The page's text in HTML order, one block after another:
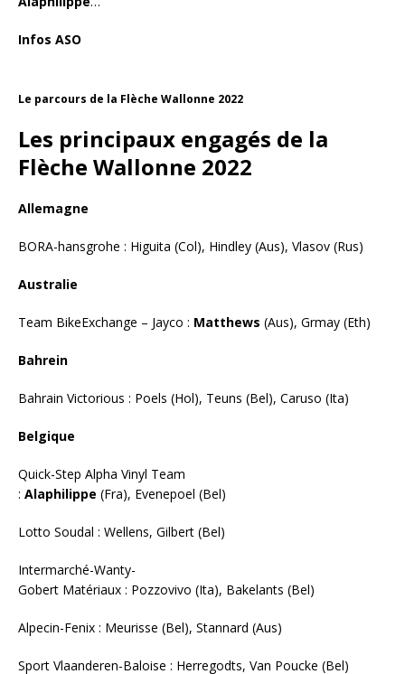
Infos ASO
Le parcours de la Flèche Wallonne 2022
Les principaux engagés de la
Flèche Wallonne 2022
Allemagne
BORA-hansgrohe : Higuita (Col), Hindley (Aus), Vlasov (Rus)
Australie
Team BikeExchange – Jayco : Matthews (Aus), Grmay (Eth)
Bahrein
Bahrain Victorious : Poels (Hol), Teuns (Bel), Caruso (Ita)
Belgique
Quick-Step Alpha Vinyl Team
: Alaphilippe (Fra), Evenepoel (Bel)
Lotto Soudal : Wellens, Gilbert (Bel)
Intermarché-Wanty-
Gobert Matériaux : Pozzovivo (Ita), Bakelants (Bel)
Alpecin-Fenix : Meurisse (Bel), Stannard (Aus)
Sport Vlaanderen-Baloise : Herregodts, Van Poucke (Bel)